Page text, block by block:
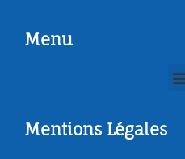
Menu
Mentions Légales